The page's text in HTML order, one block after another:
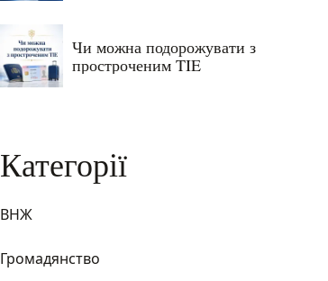
Чи можна подорожувати з
простроченим TIE
Категорії
ВНЖ
Громадянство